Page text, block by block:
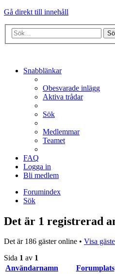
Gå direkt till innehåll
Snabblänkar
Obesvarade inlägg
Aktiva trådar
Sök
Medlemmar
Teamet
FAQ
Logga in
Bli medlem
Forumindex
Sök
Det är 1 registrerad
Det är 186 gäster online • Visa
Sida 1 av 1
Användarnamn
Forumplats